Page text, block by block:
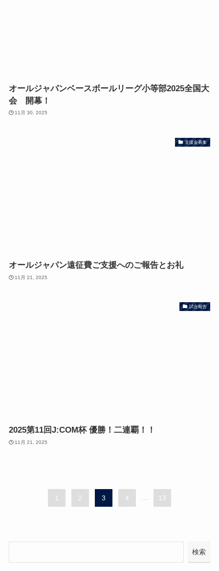
オールジャパンベースボールリーグ小等部2025全国大
会 開幕！
11月 30, 2025
支援金募集
オールジャパン遠征費ご支援へのご報告とお礼
11月 21, 2025
試合報告
2025第11回J:COM杯 優勝！二連覇！！
11月 21, 2025
1 2 3 4 ... 13
検索